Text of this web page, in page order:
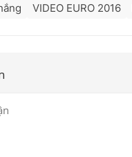
VIDEO EURO 2016